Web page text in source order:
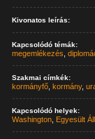
Kivonatos leírás:
Kapcsolódó témák:
megemlékezés ,
Szakmai címkék:
kormányfő ,kormány,
Kapcsolódó helyek:
Washington Egyesült